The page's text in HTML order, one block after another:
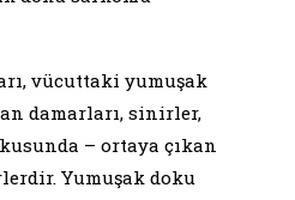
vücuttaki yumuşak
damarları, sinirler,
– ortaya çıkan
Yumuşak doku